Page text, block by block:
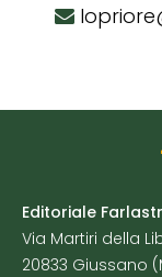
Editoriale
Via Martiri della
20833 Giussano